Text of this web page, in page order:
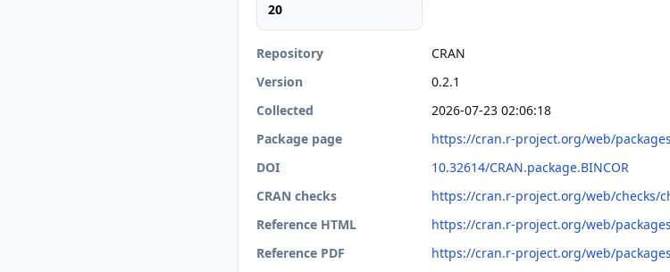
20
Repository
CRAN
Version
0.2.1
Collected
2026-07-23 02:06:18
Package page
https://cran.r-project.org/web/
DOI
10.32614/CRAN.package.BINCOR
CRAN checks
https://cran.r-project.org/web/checks/
Reference HTML
https://cran.r-project.org/web/
Reference PDF
https://cran.r-project.org/web/